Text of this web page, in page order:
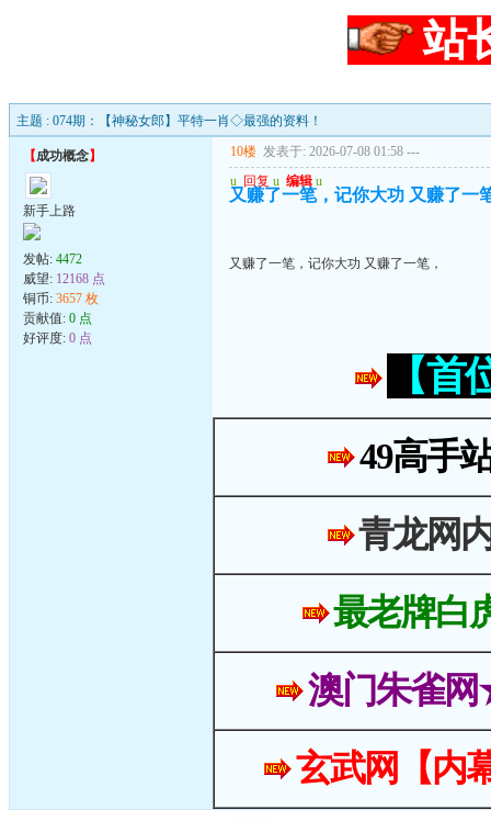
站
主题 : 074期：【神秘女郎】平特一肖◇最强的资料！
【成功概念】
新手上路
发帖: 4472
威望: 12168 点
铜币: 3657 枚
贡献值: 0 点
好评度: 0 点
10楼 发表于: 2026-07-08 01:58 ---
u 回复 u 编辑 u
又赚了一笔，记你大功 又赚了一
又赚了一笔，记你大功 又赚了一笔，
【
49高手
青龙网
最老牌白
澳门朱雀
玄武网【内